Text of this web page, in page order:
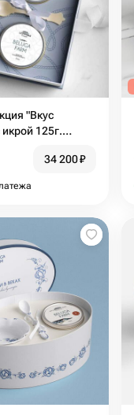
"Вкус
125г.
34 200₽